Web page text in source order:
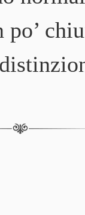
po’